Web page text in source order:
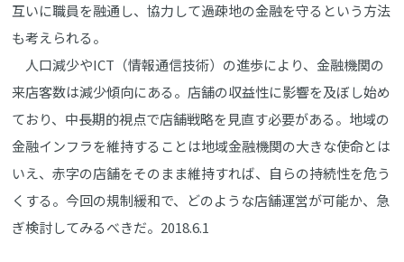
互いに職員を融通し、協力して過疎地の金融を守るという方法
も考えられる。
人口減少やICT（情報通信技術）の進歩により、金融機関の
来店客数は減少傾向にある。店舗の収益性に影響を及ぼし始め
ており、中長期的視点で店舗戦略を見直す必要がある。地域の
金融インフラを維持することは地域金融機関の大きな使命とは
いえ、赤字の店舗をそのまま維持すれば、自らの持続性を危う
くする。今回の規制緩和で、どのような店舗運営が可能か、急
ぎ検討してみるべきだ。2018.6.1